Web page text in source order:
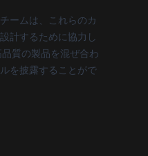
ームは、これらのカ
計するために協力し
質の製品を混ぜ合わ
を披露することがで